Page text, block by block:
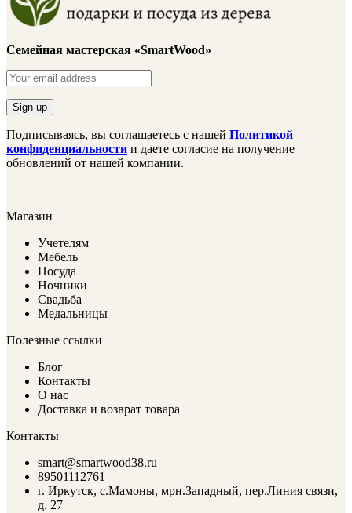
Семейная мастерская «SmartWood»
Подписываясь, вы соглашаетесь с нашей Политикой
конфиденциальности и даете согласие на получение
обновлений от нашей компании.
Магазин
Учетелям
Мебель
Посуда
Ночники
Свадьба
Медальницы
Полезные ссылки
Блог
Контакты
О нас
Доставка и возврат товара
Контакты
smart@smartwood38.ru
89501112761
г. Иркутск, с.Мамоны, мрн.Западный, пер.Линия связи,
д. 27